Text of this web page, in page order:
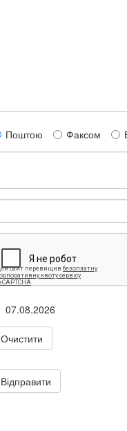
Поштою Факсом
07.08.2026
Очистити
Відправити